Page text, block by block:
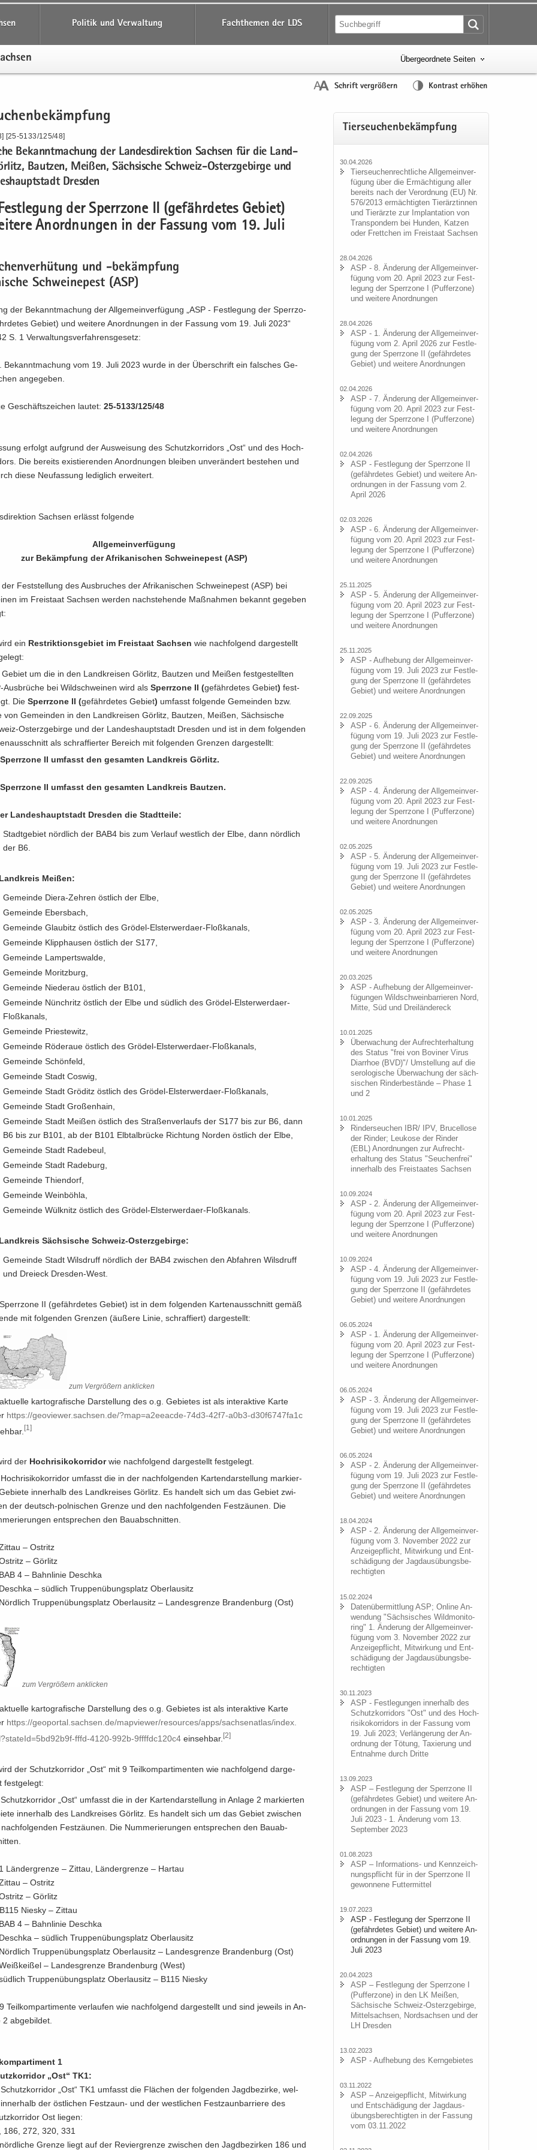
Politik und Verwaltung Fachthemen der LDS
Übergeordnete Seiten
Schrift vergrößern Kontrast erhöhen
[25-5133/125/48]
Be­kannt­ma­chung der Lan­des­di­rek­ti­on Sach­sen für die Land­
Baut­zen, Mei­ßen, Säch­si­sche Schweiz-​Osterzgebirge und
Dres­den
der Sperr­zo­ne II (ge­fähr­de­tes Ge­biet)
An­ord­nun­gen in der Fas­sung vom 19. Juli
und -​bekämpfung
Schwei­ne­pest (ASP)
der Be­kannt­ma­chung der All­ge­mein­ver­fü­gung „ASP - Fest­le­gung der Sperr­zo­
Ge­biet) und wei­te­re An­ord­nun­gen in der Fas­sung vom 19. Juli 2023“
S. 1 Ver­wal­tungs­ver­fah­rens­ge­setz:
Be­kannt­ma­chung vom 19. Juli 2023 wurde in der Über­schrift ein fal­sches Ge­
an­ge­ge­ben.
Ge­schäfts­zei­chen lau­tet:25-5133/125/48
er­folgt auf­grund der Aus­wei­sung des Schutz­kor­ri­dors „Ost“ und des Hoch­
Die be­reits exis­tie­ren­den An­ord­nun­gen blei­ben un­ver­än­dert be­stehen und
diese Neu­fas­sung le­dig­lich er­wei­tert.
Sach­sen er­lässt fol­gen­de
All­ge­mein­ver­fü­gung
zur Be­kämp­fung der Afri­ka­ni­schen Schwei­ne­pest (ASP)
Fest­stel­lung des Aus­bru­ches der Afri­ka­ni­schen Schwei­ne­pest (ASP) bei
im Frei­staat Sach­sen wer­den nach­ste­hen­de Maß­nah­men be­kannt ge­ge­ben
ein Re­strik­ti­ons­ge­biet im Frei­staat Sach­sen wie nach­fol­gend dar­ge­stellt
Ge­biet um die in den Land­krei­sen Gör­litz, Baut­zen und Mei­ßen fest­ge­stell­ten
​Ausbrüche bei Wild­schwei­nen wird alsSperr­zo­ne II (ge­fähr­de­tes Ge­biet) fest­
DieSperr­zo­ne II (ge­fähr­de­tes Ge­biet) um­fasst fol­gen­de Ge­mein­den bzw.
von Ge­mein­den in den Land­krei­sen Gör­litz, Baut­zen, Mei­ßen, Säch­si­sche
​Osterzgebirge und der Lan­des­haupt­stadt Dres­den und ist in dem fol­gen­den
als schraf­fier­ter Be­reich mit fol­gen­den Gren­zen dar­ge­stellt:
II um­fasst den ge­sam­ten Land­kreis Gör­litz.
II um­fasst den ge­sam­ten Land­kreis Baut­zen.
Lan­des­haupt­stadt Dres­den die Stadt­tei­le:
Stadt­ge­biet nörd­lich der BAB4 bis zum Ver­lauf west­lich der Elbe, dann nörd­lich
der B6.
Mei­ßen:
Ge­mein­de Diera-​Zehren öst­lich der Elbe,
Ge­mein­de Ebers­bach,
Ge­mein­de Glau­bitz öst­lich des Grödel-​Elsterwerdaer-Floßkanals,
Ge­mein­de Klipp­hau­sen öst­lich der S177,
Ge­mein­de Lam­perts­wal­de,
Ge­mein­de Mo­ritz­burg,
Ge­mein­de Nie­der­au öst­lich der B101,
Ge­mein­de Nün­chritz öst­lich der Elbe und süd­lich des Grödel-​Elsterwerdaer-
Floßkanals,
Ge­mein­de Pries­te­witz,
Ge­mein­de Rö­der­aue öst­lich des Grödel-​Elsterwerdaer-Floßkanals,
Ge­mein­de Schön­feld,
Ge­mein­de Stadt Cos­wig,
Ge­mein­de Stadt Grö­ditz öst­lich des Grödel-​Elsterwerdaer-Floßkanals,
Ge­mein­de Stadt Gro­ßen­hain,
Ge­mein­de Stadt Mei­ßen öst­lich des Stra­ßen­ver­laufs der S177 bis zur B6, dann
B6 bis zur B101, ab der B101 Elb­tal­brü­cke Rich­tung Nor­den öst­lich der Elbe,
Ge­mein­de Stadt Ra­de­beul,
Ge­mein­de Stadt Ra­de­burg,
Ge­mein­de Thi­en­dorf,
Ge­mein­de Wein­böh­la,
Ge­mein­de Wül­knitz öst­lich des Grödel-​Elsterwerdaer-Floßkanals.
Säch­si­sche Schweiz-​Osterzgebirge:
Ge­mein­de Stadt Wilsd­ruff nörd­lich der BAB4 zwi­schen den Ab­fah­ren Wilsd­ruff
und Drei­eck Dresden-​West.
II (ge­fähr­de­tes Ge­biet) ist in dem fol­gen­den Kar­ten­aus­schnitt gemäß
mit fol­gen­den Gren­zen (äu­ße­re Linie, schraf­fiert) dar­ge­stellt:
zum Ver­grö­ßern an­kli­cken
kar­to­gra­fi­sche Dar­stel­lung des o.g. Ge­bie­tes ist als in­ter­ak­ti­ve Karte
https:/​/​geoviewer.​sachsen.​de/​?​map=​a2eeacde-​​74d3-​42f7-​a0b3-​d30f6747fa1c
[1]
der Hoch­ri­si­ko­kor­ri­dorwie nach­fol­gend dar­ge­stellt fest­ge­legt.
um­fasst die in der nach­fol­gen­den Kar­ten­dar­stel­lung mar­kier­
in­ner­halb des Land­krei­ses Gör­litz. Es han­delt sich um das Ge­biet zwi­
der deutsch-​polnischen Gren­ze und den nach­fol­gen­den Fest­zäu­nen. Die
ent­spre­chen den Bau­ab­schnit­ten.
– Ost­ritz
– Gör­litz
4 – Bahn­li­nie Deschka
– süd­lich Trup­pen­übungs­platz Ober­lau­sitz
Trup­pen­übungs­platz Ober­lau­sitz – Lan­des­gren­ze Bran­den­burg (Ost)
zum Ver­grö­ßern an­kli­cken
kar­to­gra­fi­sche Dar­stel­lung des o.g. Ge­bie­tes ist als in­ter­ak­ti­ve Karte
https:/​/​geoportal.​sachsen.​de/​mapviewer/​resources/​apps/​sachsenatlas/​index.​
​​fffd-​4120-​992b-​9ffffdc120c4 ein­seh­bar. [2]
der Schutz­kor­ri­dor „Ost“ mit 9 Teil­kom­par­ti­men­ten wie nach­fol­gend dar­ge­
fest­ge­legt:
„Ost“ um­fasst die in der Kar­ten­dar­stel­lung in An­la­ge 2 mar­kier­ten
in­ner­halb des Land­krei­ses Gör­litz. Es han­delt sich um das Ge­biet zwi­schen
Fest­zäu­nen. Die Num­me­rie­run­gen ent­spre­chen den Bau­ab­
Län­der­gren­ze – Zit­tau, Län­der­gren­ze – Har­tau
– Ost­ritz
– Gör­litz
Nies­ky – Zit­tau
4 – Bahn­li­nie Deschka
– süd­lich Trup­pen­übungs­platz Ober­lau­sitz
Trup­pen­übungs­platz Ober­lau­sitz – Lan­des­gren­ze Bran­den­burg (Ost)
– Lan­des­gren­ze Bran­den­burg (West)
Trup­pen­übungs­platz Ober­lau­sitz – B115 Nies­ky
Teil­kom­par­ti­men­te ver­lau­fen wie nach­fol­gend dar­ge­stellt und sind je­weils in An­
2 ab­ge­bil­det.
1
„Ost“ TK1:
„Ost“ TK1 um­fasst die Flä­chen der fol­gen­den Jagd­be­zir­ke, wel­
der öst­li­chen Festzaun-​ und der west­li­chen Fest­zaun­bar­rie­re des
Ost lie­gen:
186, 272, 320, 331
Gren­ze liegt auf der Re­vier­gren­ze zwi­schen den Jagd­be­zir­ken 186 und
Tier­seu­chen­be­kämp­fung
30.04.2026
Tier­seu­chen­recht­li­che All­ge­mein­ver­
fü­gung über die Er­mäch­ti­gung aller
be­reits nach der Ver­ord­nung (EU) Nr.
576/2013 er­mäch­tig­ten Tier­ärz­tin­nen
und Tier­ärz­te zur Im­plan­ta­ti­on von
Trans­pon­dern bei Hun­den, Kat­zen
oder Frett­chen im Frei­staat Sach­sen
28.04.2026
ASP - 8. Än­de­rung der All­ge­mein­ver­
fü­gung vom 20. April 2023 zur Fest­
le­gung der Sperr­zo­ne I (Puf­fer­zo­ne)
und wei­te­re An­ord­nun­gen
28.04.2026
ASP - 1. Än­de­rung der All­ge­mein­ver­
fü­gung vom 2. April 2026 zur Fest­le­
gung der Sperr­zo­ne II (ge­fähr­de­tes
Ge­biet) und wei­te­re An­ord­nun­gen
02.04.2026
ASP - 7. Än­de­rung der All­ge­mein­ver­
fü­gung vom 20. April 2023 zur Fest­
le­gung der Sperr­zo­ne I (Puf­fer­zo­ne)
und wei­te­re An­ord­nun­gen
02.04.2026
ASP - Fest­le­gung der Sperr­zo­ne II
(ge­fähr­de­tes Ge­biet) und wei­te­re An­
ord­nun­gen in der Fas­sung vom 2.
April 2026
02.03.2026
ASP - 6. Än­de­rung der All­ge­mein­ver­
fü­gung vom 20. April 2023 zur Fest­
le­gung der Sperr­zo­ne I (Puf­fer­zo­ne)
und wei­te­re An­ord­nun­gen
25.11.2025
ASP - 5. Än­de­rung der All­ge­mein­ver­
fü­gung vom 20. April 2023 zur Fest­
le­gung der Sperr­zo­ne I (Puf­fer­zo­ne)
und wei­te­re An­ord­nun­gen
25.11.2025
ASP - Auf­he­bung der All­ge­mein­ver­
fü­gung vom 19. Juli 2023 zur Fest­le­
gung der Sperr­zo­ne II (ge­fähr­de­tes
Ge­biet) und wei­te­re An­ord­nun­gen
22.09.2025
ASP - 6. Än­de­rung der All­ge­mein­ver­
fü­gung vom 19. Juli 2023 zur Fest­le­
gung der Sperr­zo­ne II (ge­fähr­de­tes
Ge­biet) und wei­te­re An­ord­nun­gen
22.09.2025
ASP - 4. Än­de­rung der All­ge­mein­ver­
fü­gung vom 20. April 2023 zur Fest­
le­gung der Sperr­zo­ne I (Puf­fer­zo­ne)
und wei­te­re An­ord­nun­gen
02.05.2025
ASP - 5. Än­de­rung der All­ge­mein­ver­
fü­gung vom 19. Juli 2023 zur Fest­le­
gung der Sperr­zo­ne II (ge­fähr­de­tes
Ge­biet) und wei­te­re An­ord­nun­gen
02.05.2025
ASP - 3. Än­de­rung der All­ge­mein­ver­
fü­gung vom 20. April 2023 zur Fest­
le­gung der Sperr­zo­ne I (Puf­fer­zo­ne)
und wei­te­re An­ord­nun­gen
20.03.2025
ASP - Auf­he­bung der All­ge­mein­ver­
fü­gun­gen Wild­schwein­bar­rie­ren Nord,
Mitte, Süd und Drei­län­der­eck
10.01.2025
Über­wa­chung der Auf­recht­erhal­tung
des Sta­tus "frei von Bo­vi­ner Virus
Di­ar­rhoe (BVD)"/ Um­stel­lung auf die
se­ro­lo­gi­sche Über­wa­chung der säch­
si­schen Rin­der­be­stän­de – Phase 1
und 2
10.01.2025
Rin­der­seu­chen IBR/ IPV, Bru­cel­lo­se
der Rin­der; Leu­ko­se der Rin­der
(EBL) An­ord­nun­gen zur Auf­recht­
erhal­tung des Sta­tus "Seu­chen­frei"
in­ner­halb des Frei­staa­tes Sach­sen
10.09.2024
ASP - 2. Än­de­rung der All­ge­mein­ver­
fü­gung vom 20. April 2023 zur Fest­
le­gung der Sperr­zo­ne I (Puf­fer­zo­ne)
und wei­te­re An­ord­nun­gen
10.09.2024
ASP - 4. Än­de­rung der All­ge­mein­ver­
fü­gung vom 19. Juli 2023 zur Fest­le­
gung der Sperr­zo­ne II (ge­fähr­de­tes
Ge­biet) und wei­te­re An­ord­nun­gen
06.05.2024
ASP - 1. Än­de­rung der All­ge­mein­ver­
fü­gung vom 20. April 2023 zur Fest­
le­gung der Sperr­zo­ne I (Puf­fer­zo­ne)
und wei­te­re An­ord­nun­gen
06.05.2024
ASP - 3. Än­de­rung der All­ge­mein­ver­
fü­gung vom 19. Juli 2023 zur Fest­le­
gung der Sperr­zo­ne II (ge­fähr­de­tes
Ge­biet) und wei­te­re An­ord­nun­gen
06.05.2024
ASP - 2. Än­de­rung der All­ge­mein­ver­
fü­gung vom 19. Juli 2023 zur Fest­le­
gung der Sperr­zo­ne II (ge­fähr­de­tes
Ge­biet) und wei­te­re An­ord­nun­gen
18.04.2024
ASP - 2. Än­de­rung der All­ge­mein­ver­
fü­gung vom 3. No­vem­ber 2022 zur
An­zei­ge­pflicht, Mit­wir­kung und Ent­
schä­di­gung der Jagd­aus­übungs­be­
rech­tig­ten
15.02.2024
Da­ten­über­mitt­lung ASP; On­line An­
wen­dung "Säch­si­sches Wild­mo­ni­to­
ring" 1. Än­de­rung der All­ge­mein­ver­
fü­gung vom 3. No­vem­ber 2022 zur
An­zei­ge­pflicht, Mit­wir­kung und Ent­
schä­di­gung der Jagd­aus­übungs­be­
rech­tig­ten
30.11.2023
ASP - Fest­le­gun­gen in­ner­halb des
Schutz­kor­ri­dors "Ost" und des Hoch­
ri­si­ko­kor­ri­dors in der Fas­sung vom
19. Juli 2023; Ver­län­ge­rung der An­
ord­nung der Tö­tung, Ta­xie­rung und
Ent­nah­me durch Drit­te
13.09.2023
ASP – Fest­le­gung der Sperr­zo­ne II
(ge­fähr­de­tes Ge­biet) und wei­te­re An­
ord­nun­gen in der Fas­sung vom 19.
Juli 2023 - 1. Än­de­rung vom 13.
Sep­tem­ber 2023
01.08.2023
ASP – Informations-​ und Kenn­zeich­
nungs­pflicht für in der Sperr­zo­ne II
ge­won­ne­ne Fut­ter­mit­tel
19.07.2023
ASP - Fest­le­gung der Sperr­zo­ne II
(ge­fähr­de­tes Ge­biet) und wei­te­re An­
ord­nun­gen in der Fas­sung vom 19.
Juli 2023
20.04.2023
ASP – Fest­le­gung der Sperr­zo­ne I
(Puf­fer­zo­ne) in den LK Mei­ßen,
Säch­si­sche Schweiz-​Osterzgebirge,
Mit­tel­sach­sen, Nord­sach­sen und der
LH Dres­den
13.02.2023
ASP - Auf­he­bung des Kern­ge­bie­tes
03.11.2022
ASP – An­zei­ge­pflicht, Mit­wir­kung
und Ent­schä­di­gung der Jagd­aus­
übungs­be­rech­tig­ten in der Fas­sung
vom 03.11.2022